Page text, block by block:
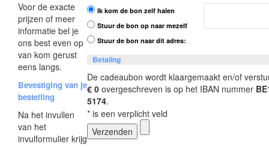
Voor de exacte
prijzen of meer
informatie bel je
ons best even op
van kom gerust
eens langs.
Bevestiging van je
bestelling
Na het invullen
van het
invulformulier krijg
Ik kom de bon zelf halen
Stuur de bon op naar mezelf
Stuur de bon naar dit adres:
Betaling
De cadeaubon wordt klaargemaakt en/of
€ 0 overgeschreven is op het IBAN nummer
5174.
* is een verplicht veld